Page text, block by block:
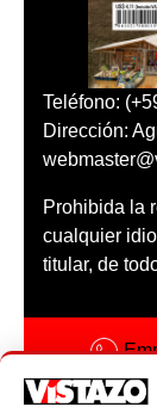
Teléfono:
Dirección:
Prohibida la
cualquier
titular, de